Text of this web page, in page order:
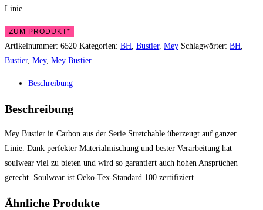
Linie.
ZUM PRODUKT*
Artikelnummer: 6520 Kategorien: BH Bustier, Mey Schlagwörter: BH
Bustier, Mey, Mey Bustier
Beschreibung
Beschreibung
Mey Bustier in Carbon aus der Serie Stretchable überzeugt auf ganzer
Linie. Dank perfekter Materialmischung und bester Verarbeitung hat
soulwear viel zu bieten und wird so garantiert auch hohen Ansprüchen
gerecht. Soulwear ist Oeko-Tex-Standard 100 zertifiziert.
Ähnliche Produkte